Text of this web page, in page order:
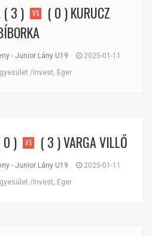
( 3 ) VS ( 0 )KURUCZ
- Junior Lány U19
2025-01-11
/Invest, Eger
0 ) VS ( 3 )VARGA VILLŐ
- Junior Lány U19
2025-01-11
/Invest, Eger